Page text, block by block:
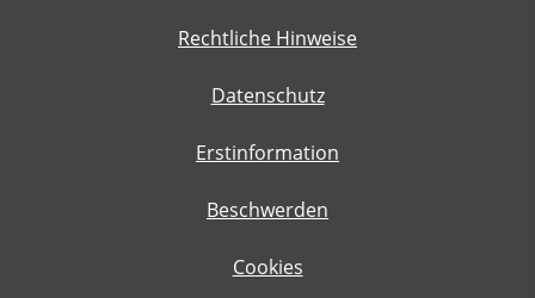
Rechtliche Hinweise
Datenschutz
Erstinformation
Beschwerden
Cookies